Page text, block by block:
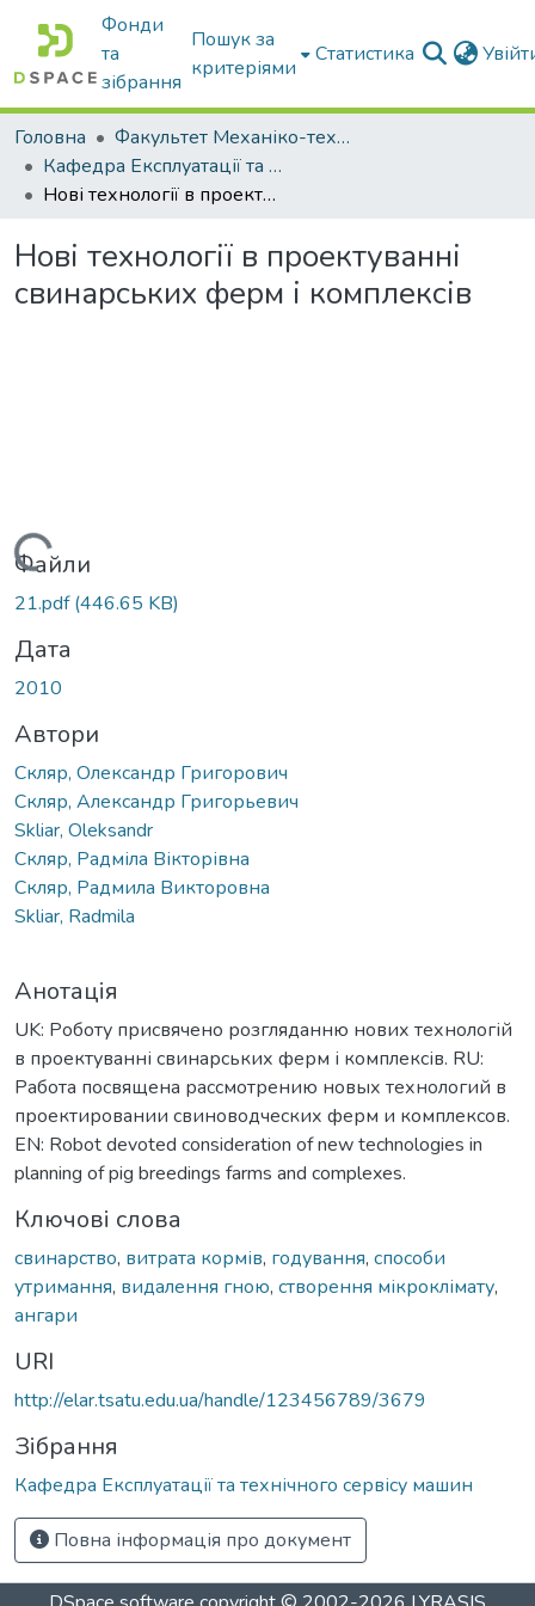
Фонди
та
зібрання
Пошук за
критеріями
Статистика
Головна
Факультет Механіко-технологічний
Кафедра Експлуатації та технічного сервісу машин
Нові технології в проектуванні свинарських ферм і комплексів
Нові технології в проектуванні
свинарських ферм і комплексів
Вантажиться...
Файли
21.pdf(446.65 KB)
Дата
2010
Автори
Скляр, Олександр Григорович
Скляр, Александр Григорьевич
Skliar, Oleksandr
Скляр, Радміла Вікторівна
Скляр, Радмила Викторовна
Skliar, Radmila
Анотація
UK: Роботу присвячено розгляданню нових технологій
в проектуванні свинарських ферм і комплексів. RU:
Работа посвящена рассмотрению новых технологий в
проектировании свиноводческих ферм и комплексов.
EN: Robot devoted consideration of new technologies in
planning of pig breedings farms and complexes.
Ключові слова
свинарство, витрата кормів, годування, способи
утримання, видалення гною, створення мікроклімату,
ангари
URI
http://elar.tsatu.edu.ua/handle/123456789/3679
Зібрання
Кафедра Експлуатації та технічного сервісу машин
Повна інформація про документ